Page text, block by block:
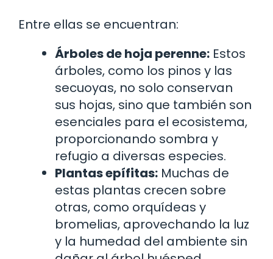
Entre ellas se encuentran:
Árboles de hoja perenne: Estos
árboles, como los pinos y las
secuoyas, no solo conservan
sus hojas, sino que también son
esenciales para el ecosistema,
proporcionando sombra y
refugio a diversas especies.
Plantas epífitas: Muchas de
estas plantas crecen sobre
otras, como orquídeas y
bromelias, aprovechando la luz
y la humedad del ambiente sin